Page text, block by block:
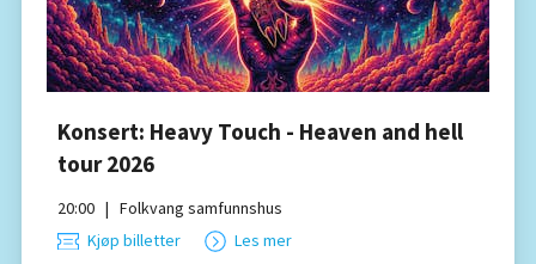
Konsert: Heavy Touch - Heaven and hell
tour 2026
20:00 | Folkvang samfunnshus
Kjøp billetter
Les mer